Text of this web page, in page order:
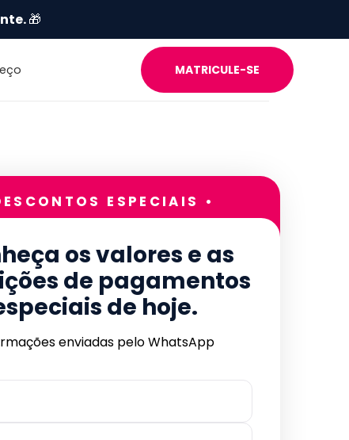
🎁
MATRICULE-SE
ESPECIAIS •
os valores e as
de pagamentos
de hoje.
enviadas pelo WhatsApp